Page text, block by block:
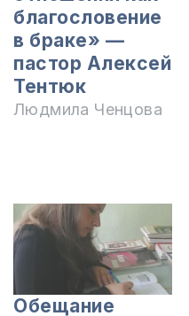
благословение
в браке» —
пастор Алексей
Тентюк
Людмила Ченцова
Обещание